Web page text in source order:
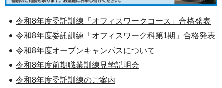
令和8年度委託訓練「オフィスワークコース」合格発表
令和8年度委託訓練「オフィスワーク科第1期」合格発表
令和8年度オープンキャンパスについて
令和8年度前期職業訓練見学説明会
令和8年度委託訓練のご案内